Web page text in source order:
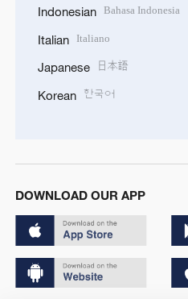
Indonesian Bahasa Indonesia
Italian Italiano
Japanese 日本語
Korean 한국어
DOWNLOAD OUR APP